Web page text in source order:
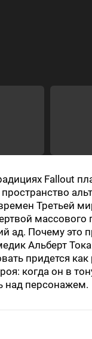
Fallout
Третьей
ад. Почему
Альберт
придется
когда он в
над персонажем.